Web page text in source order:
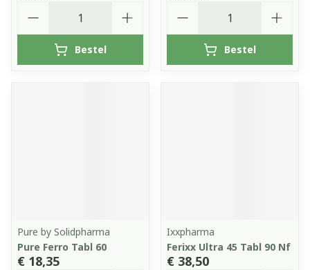
Bestel Bestel
Pure by Solidpharma
Pure Ferro Tabl 60
€ 18,35
Ixxpharma
Ferixx Ultra 45 Tabl 90 Nf
€ 38,50